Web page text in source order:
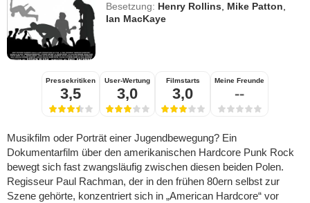
Besetzung: Henry Rollins Mike Patton
Ian MacKaye
Pressekritiken
3,5
User-Wertung
3,0
Filmstarts
3,0
Meine Freunde
--
Musikfilm oder Porträt einer Jugendbewegung? Ein
Dokumentarfilm über den amerikanischen Hardcore Punk Rock
bewegt sich fast zwangsläufig zwischen diesen beiden Polen.
Regisseur Paul Rachman, der in den frühen 80ern selbst zur
Szene gehörte, konzentriert sich in „American Hardcore“ vor